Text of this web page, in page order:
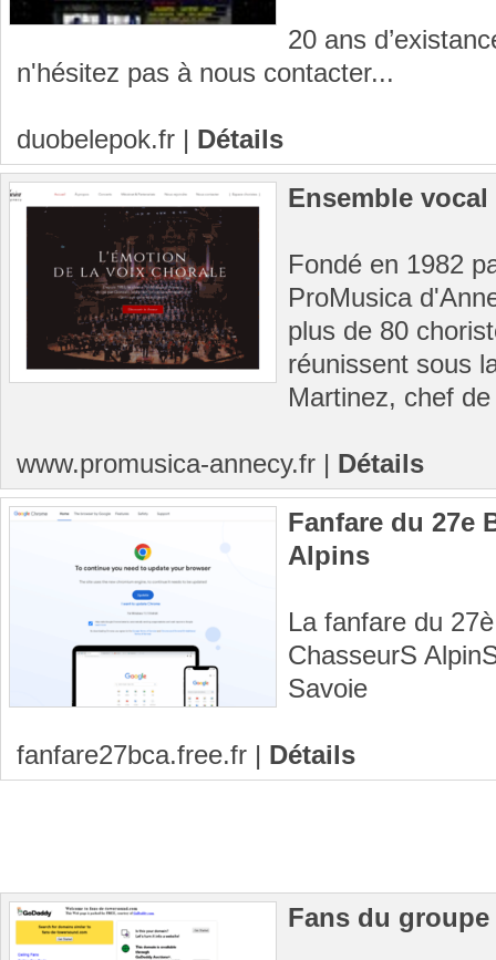
20 ans
n'hésitez pas à nous contacter...
duobelepok.fr | Détails
Ensemble
Fondé en 1982
ProMusica
plus de 80
réunissent sous
Martinez, chef
www.promusica-annecy.fr | Détails
Fanfare du 27e
Alpins
La fanfare du
ChasseurS
Savoie
fanfare27bca.free.fr | Détails
Fans du